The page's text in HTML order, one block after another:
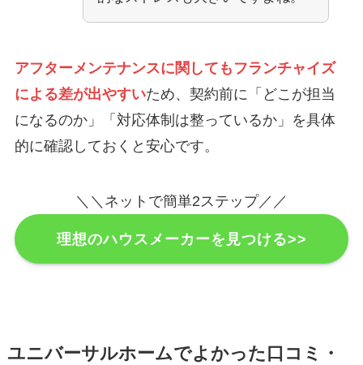
アフターメンテナンスに関してもフランチャイズ
による差が出やすいため、契約前に「どこが担当
になるのか」「対応体制は整っているか」を具体
的に確認しておくと安心です。
＼＼ネットで簡単2ステップ／／
理想のハウスメーカーを見つける>>
ユニバーサルホームでよかった口コミ・